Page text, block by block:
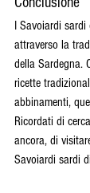
I Savoiardi
attraverso la
della Sardegna.
ricette
abbinamenti,
Ricordati di
ancora, di
Savoiardi sardi